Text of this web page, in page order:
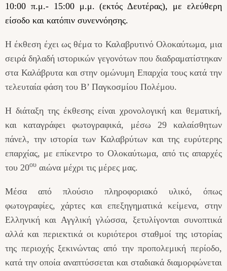
10:00 π.μ.- 15:00 μ.μ. (εκτός Δευτέρας), με ελεύθερη
είσοδο και κατόπιν συνεννόησης.
Η έκθεση έχει ως θέμα το Καλαβρυτινό Ολοκαύτωμα, μια
σειρά δηλαδή ιστορικών γεγονότων που διαδραματίστηκαν
στα Καλάβρυτα και στην ομώνυμη Επαρχία τους κατά την
τελευταία φάση του Β’ Παγκοσμίου Πολέμου.
Η διάταξη της έκθεσης είναι χρονολογική και θεματική,
και καταγράφει φωτογραφικά, μέσω 29 καλαίσθητων
πάνελ, την ιστορία των Καλαβρύτων και της ευρύτερης
επαρχίας, με επίκεντρο το Ολοκαύτωμα, από τις απαρχές
του 20ου αιώνα μέχρι τις μέρες μας.
Μέσα από πλούσιο πληροφοριακό υλικό, όπως
φωτογραφίες, χάρτες και επεξηγηματικά κείμενα, στην
Ελληνική και Αγγλική γλώσσα, ξετυλίγονται συνοπτικά
αλλά και περιεκτικά οι κυριότεροι σταθμοί της ιστορίας
της περιοχής ξεκινώντας από την προπολεμική περίοδο,
κατά την οποία αναπτύσσεται και σταδιακά διαμορφώνεται